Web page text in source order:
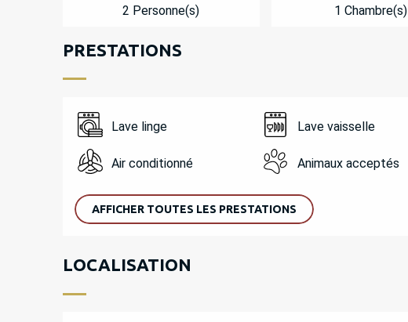
2 Personne(s) 1 Chambre(s)
PRESTATIONS
Lave linge Lave vaisselle
Air conditionné Animaux acceptés
AFFICHER TOUTES LES PRESTATIONS
LOCALISATION